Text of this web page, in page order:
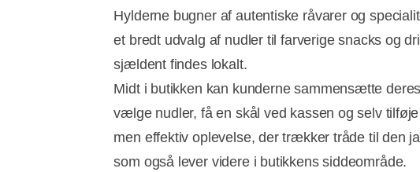
Hylderne bugner af autentiske råvarer og
et bredt udvalg af nudler til farverige snacks og
sjældent findes lokalt.
Midt i butikken kan kunderne sammensætte
vælge nudler, få en skål ved kassen og selv
men effektiv oplevelse, der trækker tråde til den
som også lever videre i butikkens siddeområde.